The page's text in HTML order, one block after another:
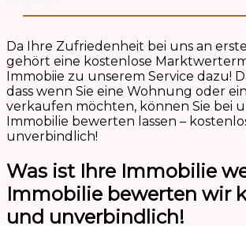
Da Ihre Zufriedenheit bei uns an
gehört eine kostenlose
Immobiie zu unserem Service dazu!
dass wenn Sie eine Wohnung oder
verkaufen möchten, können Sie bei
Immobilie bewerten lassen –
unverbindlich!
Was ist Ihre Immobilie
Immobilie bewerten wir
und unverbindlich!